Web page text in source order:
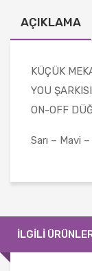
AÇIKLAMA
KÜÇÜK
YOU
ON-OFF
Sarı – Mavi
İLGILI